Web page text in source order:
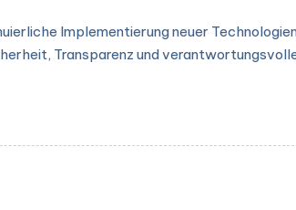
Implementierung neuer
Transparenz und